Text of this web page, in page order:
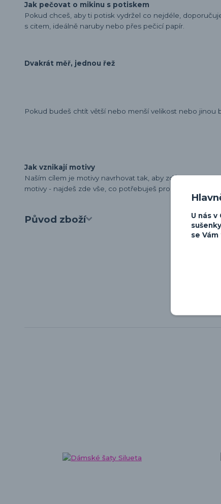
Jak pečovat o mikinu s potiskem
Pokud chceš, aby ti potisk vydržel co nejdéle,
s citem, ideálně naruby nebo přes pečicí papír.
Dvakrát měř, jednou řež
Pokud budeš chtít větší nebo menší velikost nebo jinou
Jak vznikají motivy
Naším cílem je motivy navrhovat tak, aby zdůraznily
motivy - najdeš zde vše, co potřebuješ pro vyjádření své
Původ zboží
U nás
se